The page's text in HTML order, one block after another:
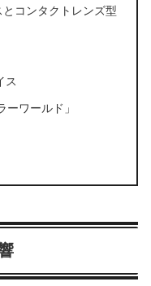
コンタクトレンズ型
ス
ワールド」